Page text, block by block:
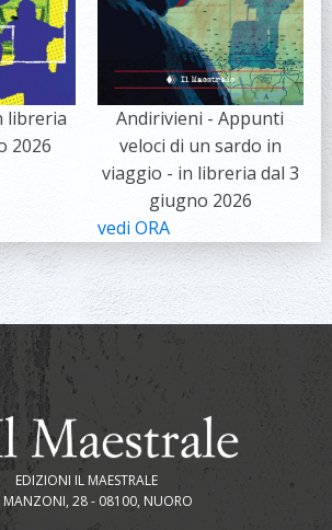
libreria
2026
Andirivieni - Appunti
veloci di un sardo in
viaggio - in libreria dal 3
giugno 2026
vedi ORA
EDIZIONI IL MAESTRALE
MANZONI, 28 - 08100, NUORO